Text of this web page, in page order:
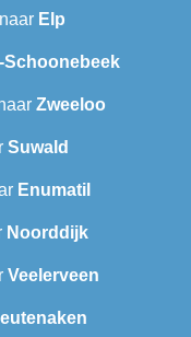
Elp
Schoonebeek
Zweeloo
Suwald
Enumatil
Noorddijk
Veelerveen